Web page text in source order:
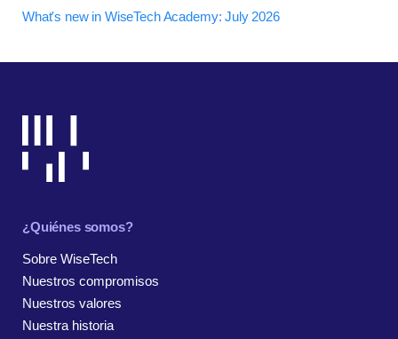
What's new in WiseTech Academy: July 2026
¿Quiénes somos?
Sobre WiseTech
Nuestros compromisos
Nuestros valores
Nuestra historia